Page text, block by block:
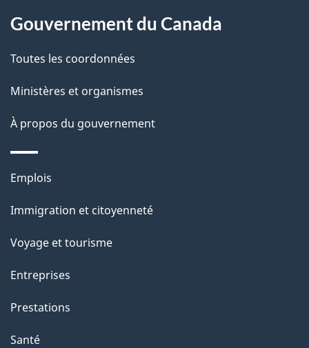
i
l
s
d
e
l
a
p
a
g
e
propos
de
ce
site
Gouvernement du Canada
Toutes les coordonnées
Ministères et organismes
À propos du gouvernement
Thèmes
sujets
Emplois
Immigration et citoyenneté
Voyage et tourisme
Entreprises
Prestations
Santé